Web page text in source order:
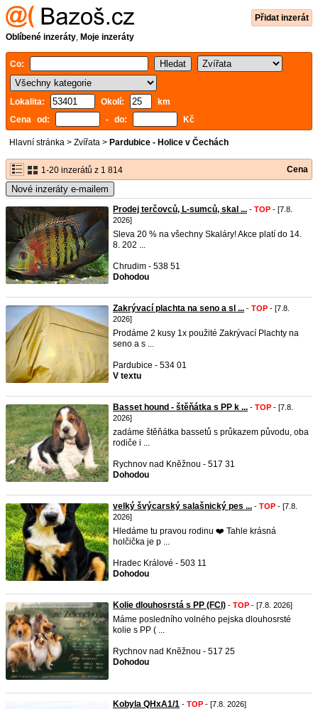
Přidat inzerát
Oblíbené inzeráty, Moje inzeráty
Co:
Lokalita: Okolí:
km
Cena od:
- do: Kč
Hlavní stránka > Zvířata > Pardubice - Holice v Čechách
1-20 inzerátů z 1 814 Cena
Nové inzeráty e-mailem
Prodej terčovců, L-sumců, skal ... - TOP - [7.8.
2026]
Sleva 20 % na všechny Skaláry! Akce platí do 14.
8. 202 ...
Chrudim - 538 51
Dohodou
Zakrývací plachta na seno a sl ... - TOP - [7.8.
2026]
Prodáme 2 kusy 1x použité Zakrývací Plachty na
seno a s ...
Pardubice - 534 01
V textu
Basset hound - štěňátka s PP k ... - TOP - [7.8.
2026]
zadáme štěňátka bassetů s průkazem původu, oba
rodiče i ...
Rychnov nad Kněžnou - 517 31
Dohodou
velký švýcarský salašnický pes ... - TOP - [7.8.
2026]
Hledáme tu pravou rodinu ❤️ Tahle krásná
holčička je p ...
Hradec Králové - 503 11
Dohodou
Kolie dlouhosrstá s PP (FCI) - TOP - [7.8. 2026]
Máme posledního volného pejska dlouhosrsté
kolie s PP ( ...
Rychnov nad Kněžnou - 517 25
Dohodou
Kobyla QHxA1/1 - TOP - [7.8. 2026]